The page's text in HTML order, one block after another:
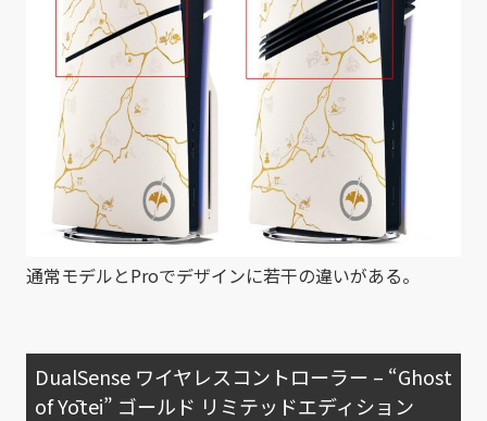
通常モデルとProでデザインに若干の違いがある。
DualSense ワイヤレスコントローラー – “Ghost
of Yōtei” ゴールド リミテッドエディション